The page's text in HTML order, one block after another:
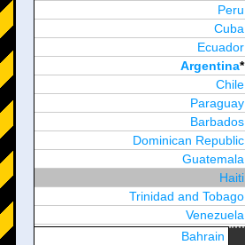
Peru
Cuba
Ecuador
*
Argentina
Chile
Paraguay
Barbados
Dominican Republic
Guatemala
Haiti
Trinidad and Tobago
Venezuela
Jamaica
Bahrain